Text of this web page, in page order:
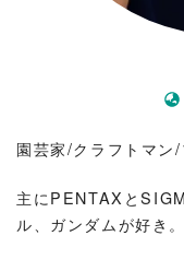
園芸家/クラフトマン/
主にPENTAXと
ル、ガンダムが好き。